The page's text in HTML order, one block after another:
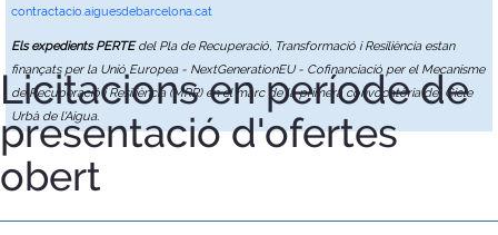
contractacio.aiguesdebarcelona.cat
Els expedients PERTEdel Pla de Recuperació, Transformació i Resiliència estan
finançats per la Unió Europea - NextGenerationEU - Cofinanciació per el Mecanisme
de Recuperació i Resiliència (MRR) en el marc de la primera convocatòria del Cicle
Urbà de l'Aigua.
Licitacions en període de
presentació d'ofertes
obert